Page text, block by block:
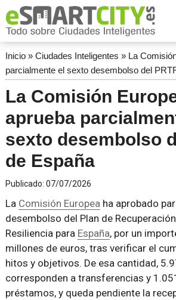
Inicio» Ciudades Inteligentes » La
parcialmente el sexto desembolso del
La Comisión
aprueba
sexto desembolso
de España
Publicado: 07/07/2026
La Comisión Europeaha aprobado
desembolso del Plan de
Resiliencia para España, por un
millones de euros, tras verificar el
hitos y objetivos. De esa cantidad,
corresponden a transferencias y
préstamos, y queda pendiente la